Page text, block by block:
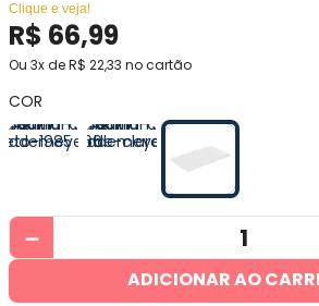
Clique e veja!
R$ 66,99
Ou 3x deR$ 22,33 no cartão
COR
－
ADICIONAR AO